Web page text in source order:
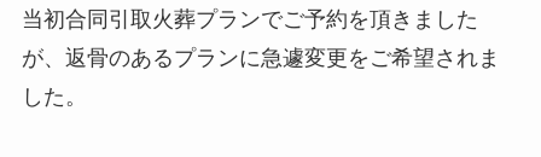
当初合同引取火葬プランでご予約を頂きました
が、返骨のあるプランに急遽変更をご希望されま
した。